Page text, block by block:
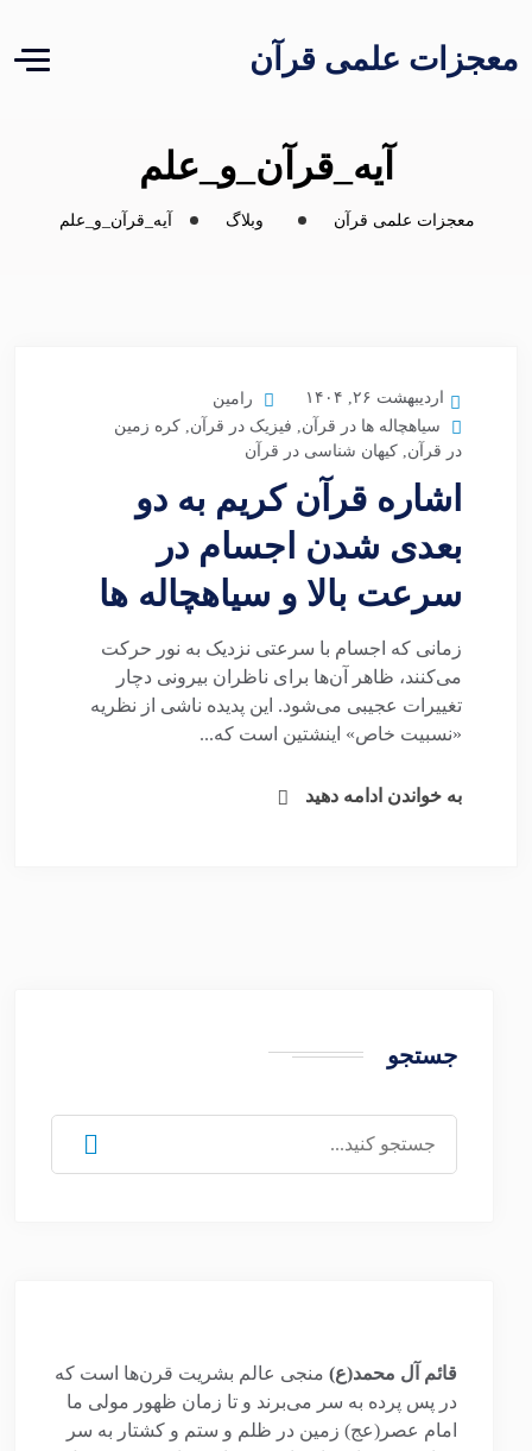
معجزات علمی قرآن
آیه_قرآن_و_علم
معجزات علمی قرآن وبلاگ آیه_قرآن_و_علم
اردیبهشت ۲۶, ۱۴۰۴
رامین
سیاهچاله ها در قرآن, فیزیک در قرآن, کره زمین
در قرآن, کیهان شناسی در قرآن
اشاره قرآن کریم به دو
بعدی شدن اجسام در
سرعت بالا و سیاهچاله ها
زمانی که اجسام با سرعتی نزدیک به نور حرکت
می‌کنند، ظاهر آن‌ها برای ناظران بیرونی دچار
تغییرات عجیبی می‌شود. این پدیده ناشی از نظریه
«نسبیت خاص» اینشتین است که...
به خواندن ادامه دهید
جستجو
برای:
قائم آل محمد(ع) منجی عالم بشریت قرن‌ها است که
در پس پرده به سر می‌برند و تا زمان ظهور مولی ما
امام عصر(عج) زمین در ظلم و ستم و کشتار به سر